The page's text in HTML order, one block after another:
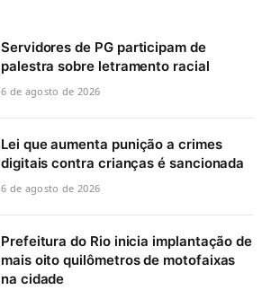
Servidores de PG participam de
palestra sobre letramento racial
6 de agosto de 2026
Lei que aumenta punição a crimes
digitais contra crianças é sancionada
6 de agosto de 2026
Prefeitura do Rio inicia implantação de
mais oito quilômetros de motofaixas
na cidade